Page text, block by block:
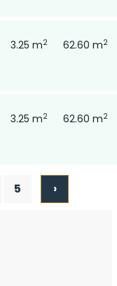
3.25 m2 62.60 m2
3.25 m2 62.60 m2
5 ›